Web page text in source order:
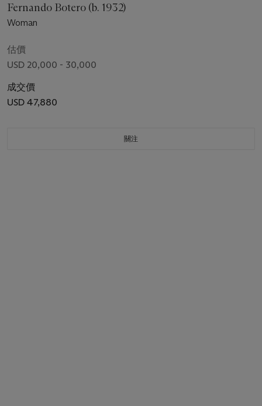
Fernando Botero (b. 1932)
Woman
估價
USD 20,000 - 30,000
成交價
USD 47,880
關注